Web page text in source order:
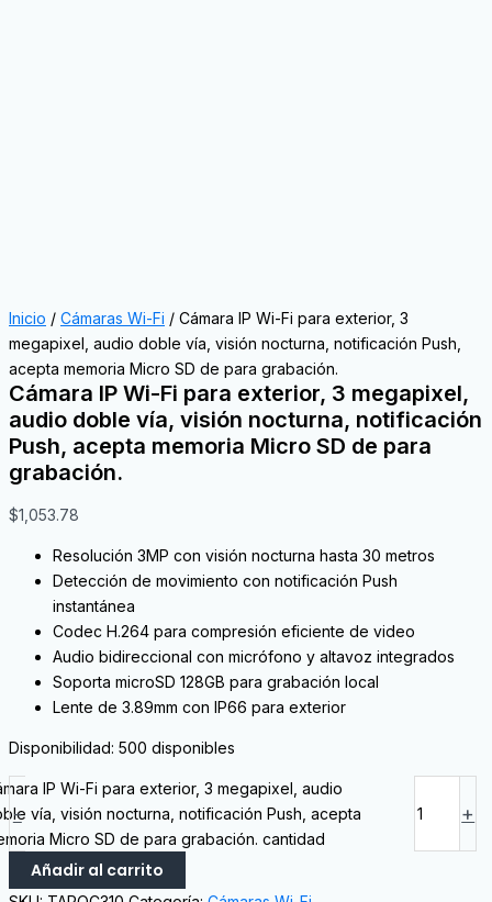
Inicio / Cámaras Wi-Fi / Cámara IP Wi-Fi para exterior, 3
megapixel, audio doble vía, visión nocturna, notificación Push,
acepta memoria Micro SD de para grabación.
Cámara IP Wi-Fi para exterior, 3 megapixel,
audio doble vía, visión nocturna, notificación
Push, acepta memoria Micro SD de para
grabación.
$1,053.78
Resolución 3MP con visión nocturna hasta 30 metros
Detección de movimiento con notificación Push
instantánea
Codec H.264 para compresión eficiente de video
Audio bidireccional con micrófono y altavoz integrados
Soporta microSD 128GB para grabación local
Lente de 3.89mm con IP66 para exterior
Disponibilidad: 500 disponibles
-
IP Wi-Fi para exterior, 3 megapixel, audio
vía, visión nocturna, notificación Push, acepta
Micro SD de para grabación. cantidad
+
Añadir al carrito